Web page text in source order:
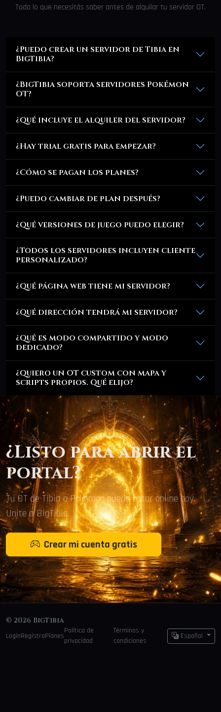
Todo lo que necesitás saber antes de alquilar tu servidor OT.
¿Puedo crear un servidor de Tibia en
BigTibia?
¿BigTibia soporta servidores Pokémon
OT?
¿Qué incluye el alquiler del servidor?
¿Hay trial gratis para empezar?
¿Cómo se pagan los planes?
¿Puedo cambiar de plan después?
¿Qué versiones de juego puedo elegir?
¿Todos los servidores incluyen cliente
personalizado?
¿Qué página web tiene mi servidor?
¿Qué dirección tendrá mi servidor?
¿Qué es modo compartido y modo
dedicado?
¿Quiero un OT custom con mapa y
scripts propios. Qué elijo?
¿Listo para abrir el
portal?
Tu OT de Tibia o Pokémon puede estar online hoy.
Unite a BigTibia.
Crear mi cuenta gratis
© 2026 BigTibia
LoginRegistroPlanes
Política de
privacidad
Términos y
condiciones
Español